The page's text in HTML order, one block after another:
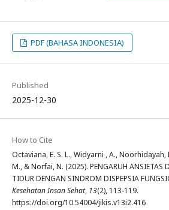
PDF (BAHASA INDONESIA)
Published
2025-12-30
How to Cite
Octaviana, E. S. L., Widyarni , A.,
M., & Norfai, N. (2025). PENGARUH ANSIETAS
TIDUR DENGAN SINDROM DISPEPSIA
Kesehatan Insan Sehat, 13(2), 113-119.
https://doi.org/10.54004/jikis.v13i2.416